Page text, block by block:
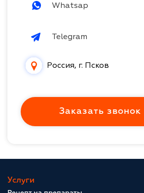
Whatsap
Telegram
Россия, г. Псков
Заказать звонок
Услуги